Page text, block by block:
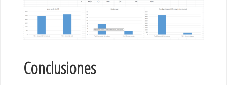
Conclusiones